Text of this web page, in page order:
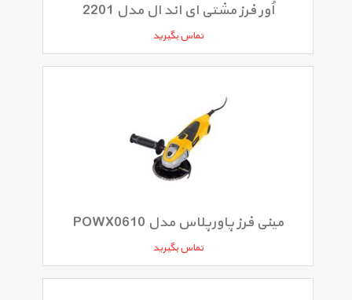
اُور فرز مشتی ای اند ال مدل 2201
تماس بگیرید
مینی فرز پاورپلاس مدل POWX0610
تماس بگیرید